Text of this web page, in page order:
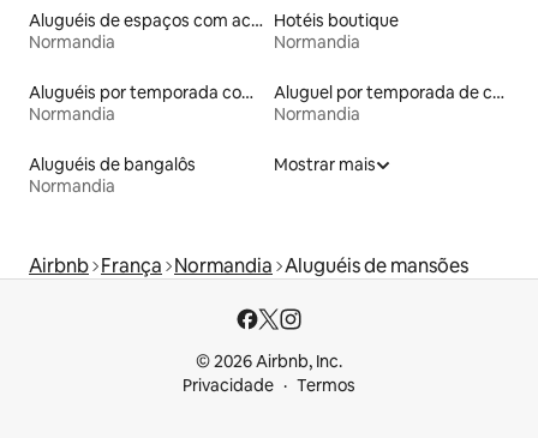
Aluguéis de espaços com acesso direto a pistas de esqui
Normandia
Hotéis boutique
Normandia
Aluguéis por temporada com suítes privativas
Normandia
Aluguel por temporada de casas arredondadas
Normandia
Aluguéis de bangalôs
Normandia
Mostrar mais
Airbnb França Normandia Aluguéis de mansões
© 2026 Airbnb, Inc.
Privacidade
Termos